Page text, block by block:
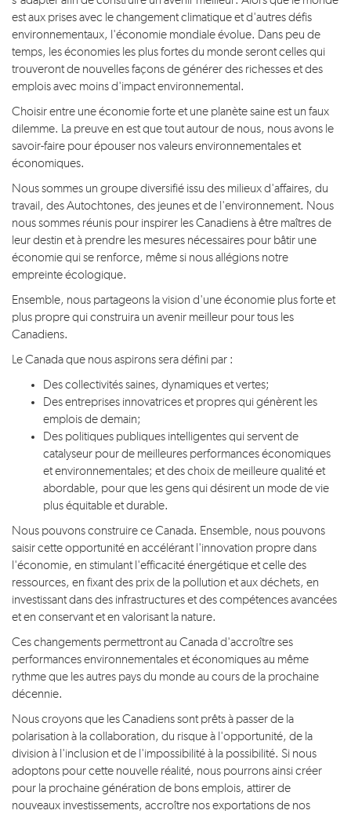
est aux prises avec le changement climatique et d'autres défis
environnementaux, l'économie mondiale évolue. Dans peu de
temps, les économies les plus fortes du monde seront celles qui
trouveront de nouvelles façons de générer des richesses et des
emplois avec moins d'impact environnemental.
Choisir entre une économie forte et une planète saine est un faux
dilemme. La preuve en est que tout autour de nous, nous avons le
savoir-faire pour épouser nos valeurs environnementales et
économiques.
Nous sommes un groupe diversifié issu des milieux d'affaires, du
travail, des Autochtones, des jeunes et de l'environnement. Nous
nous sommes réunis pour inspirer les Canadiens à être maîtres de
leur destin et à prendre les mesures nécessaires pour bâtir une
économie qui se renforce, même si nous allégions notre
empreinte écologique.
Ensemble, nous partageons la vision d'une économie plus forte et
plus propre qui construira un avenir meilleur pour tous les
Canadiens.
Le Canada que nous aspirons sera défini par :
Des collectivités saines, dynamiques et vertes;
Des entreprises innovatrices et propres qui génèrent les
emplois de demain;
Des politiques publiques intelligentes qui servent de
catalyseur pour de meilleures performances économiques
et environnementales; et des choix de meilleure qualité et
abordable, pour que les gens qui désirent un mode de vie
plus équitable et durable.
Nous pouvons construire ce Canada. Ensemble, nous pouvons
saisir cette opportunité en accélérant l'innovation propre dans
l'économie, en stimulant l'efficacité énergétique et celle des
ressources, en fixant des prix de la pollution et aux déchets, en
investissant dans des infrastructures et des compétences avancées
et en conservant et en valorisant la nature.
Ces changements permettront au Canada d'accroître ses
performances environnementales et économiques au même
rythme que les autres pays du monde au cours de la prochaine
décennie.
Nous croyons que les Canadiens sont prêts à passer de la
polarisation à la collaboration, du risque à l'opportunité, de la
division à l'inclusion et de l'impossibilité à la possibilité. Si nous
adoptons pour cette nouvelle réalité, nous pourrons ainsi créer
pour la prochaine génération de bons emplois, attirer de
nouveaux investissements, accroître nos exportations de nos